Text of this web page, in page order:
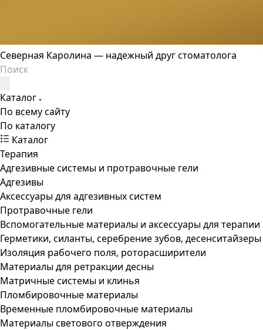
Северная Каролина — надежный друг стоматолога
Каталог
По всему сайту
По каталогу
Каталог
Терапия
Адгезивные системы и протравочные гели
Адгезивы
Аксессуары для адгезивных систем
Протравочные гели
Вспомогательные материалы и аксессуары для терапии
Герметики, силанты, серебрение зубов, десенситайзеры
Изоляция рабочего поля, роторасширители
Материалы для ретракции десны
Матричные системы и клинья
Пломбировочные материалы
Временные пломбировочные материалы
Материалы светового отверждения